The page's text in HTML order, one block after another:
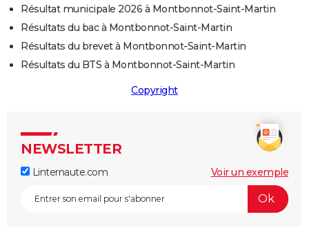
Résultat municipale 2026 à Montbonnot-Saint-Martin
Résultats du bac à Montbonnot-Saint-Martin
Résultats du brevet à Montbonnot-Saint-Martin
Résultats du BTS à Montbonnot-Saint-Martin
Copyright
NEWSLETTER
Linternaute.com Voir un exemple